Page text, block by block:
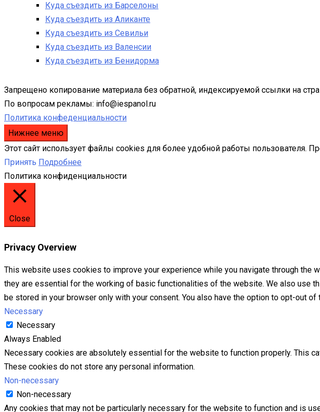
Куда съездить из Барселоны
Куда съездить из Аликанте
Куда съездить из Севильи
Куда съездить из Валенсии
Куда съездить из Бенидорма
Запрещено копирование материала без обратной, индексируемой ссылки на
По вопросам рекламы: info@iespanol.ru
Политика конфеденциальности
Нижнее меню
Этот сайт использует файлы cookies для более удобной работы пользователя.
Принять Подробнее
Политика конфиденциальности
Close
Privacy Overview
This website uses cookies to improve your experience while you navigate through
they are essential for the working of basic functionalities of the website. We also use
be stored in your browser only with your consent. You also have the option to opt-out
Necessary
Necessary
Always Enabled
Necessary cookies are absolutely essential for the website to function properly. This
These cookies do not store any personal information.
Non-necessary
Non-necessary
Any cookies that may not be particularly necessary for the website to function and is